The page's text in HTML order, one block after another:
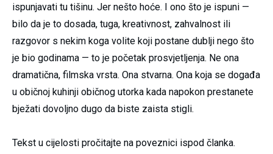
ispunjavati tu tišinu. Jer nešto hoće. I ono što je ispuni —
bilo da je to dosada, tuga, kreativnost, zahvalnost ili
razgovor s nekim koga volite koji postane dublji nego što
je bio godinama — to je početak prosvjetljenja. Ne ona
dramatična, filmska vrsta. Ona stvarna. Ona koja se događa
u običnoj kuhinji običnog utorka kada napokon prestanete
bježati dovoljno dugo da biste zaista stigli.
Tekst u cijelosti pročitajte na poveznici ispod članka.